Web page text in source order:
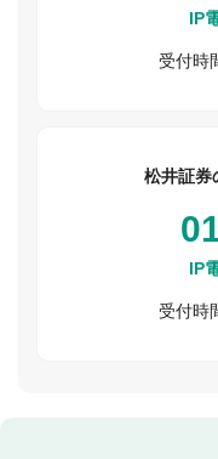
IP
受付時
松井証券
IP
受付時